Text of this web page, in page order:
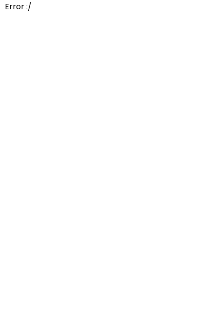
Error :/